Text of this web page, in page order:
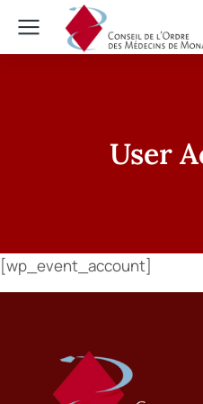
User
[wp_event_account]